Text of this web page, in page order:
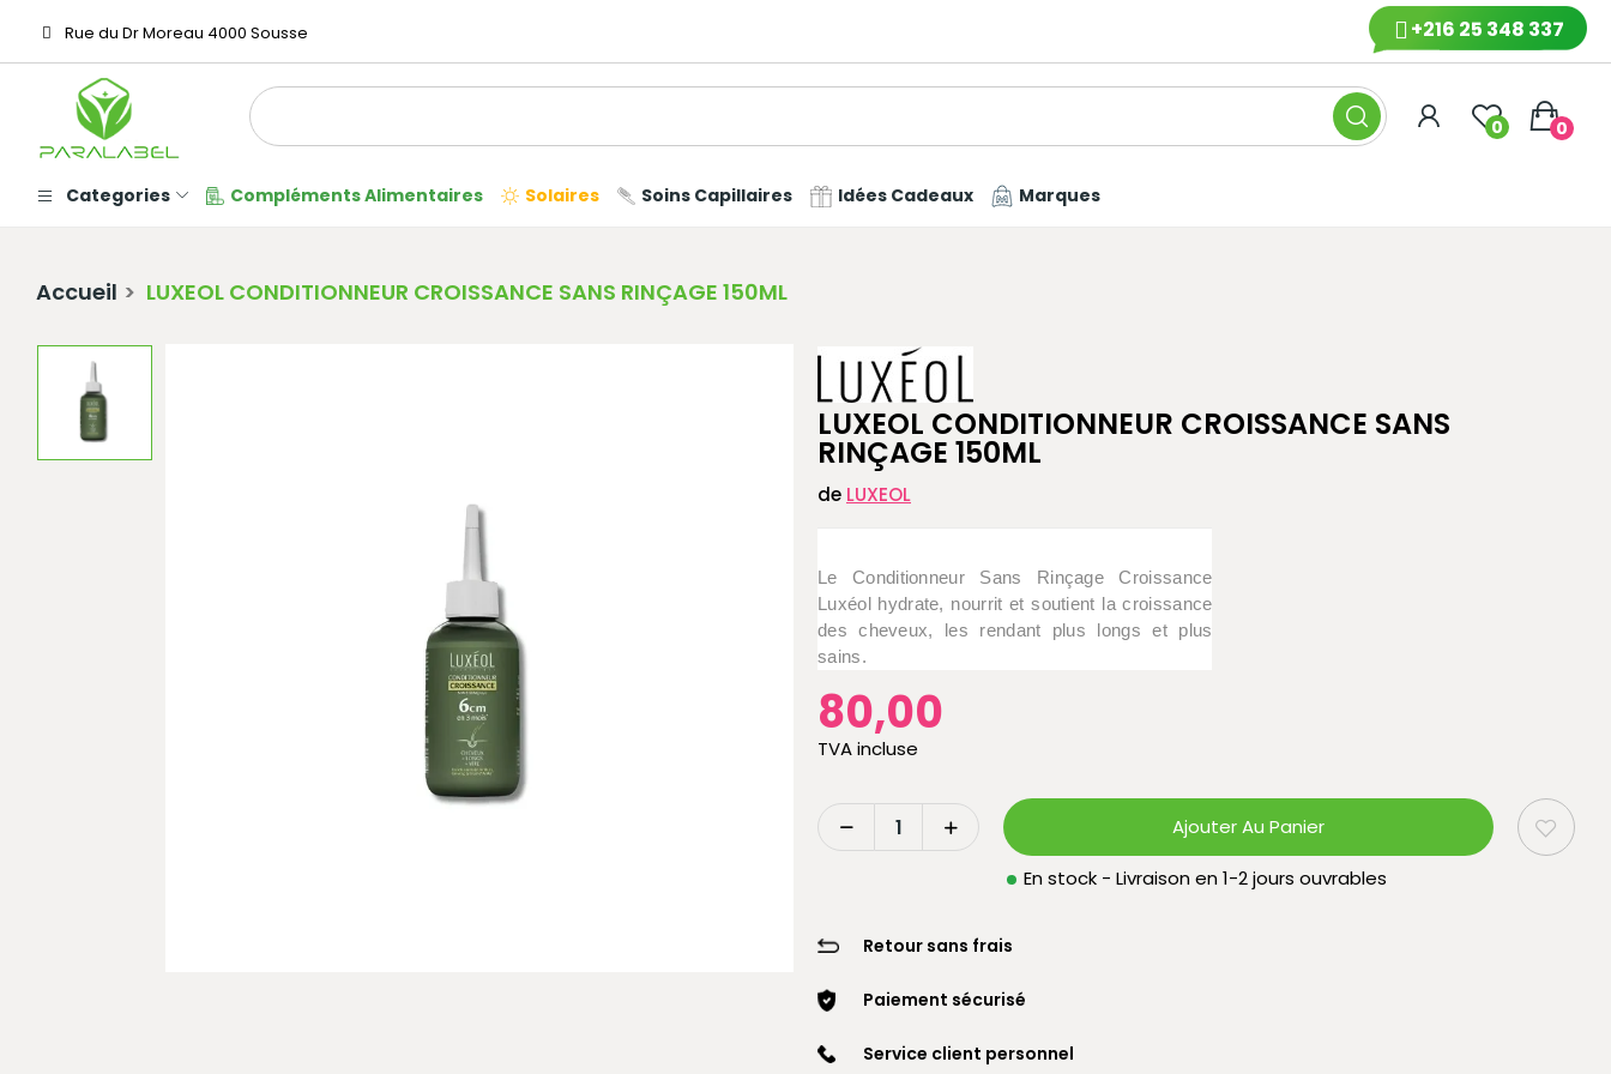
Rue du Dr Moreau 4000 Sousse +216 25 348 337
0 0
Categories Compléments Alimentaires Solaires Soins Capillaires Idées Cadeaux Marques
Accueil LUXEOL CONDITIONNEUR CROISSANCE SANS RINÇAGE 150ML
LUXEOL CONDITIONNEUR CROISSANCE SANS
RINÇAGE 150ML
de LUXEOL
Le Conditionneur Sans Rinçage Croissance
Luxéol hydrate, nourrit et soutient la croissance
des cheveux, les rendant plus longs et plus
sains.
80,00
TVA incluse
Ajouter Au Panier
En stock - Livraison en 1-2 jours ouvrables
Retour sans frais
Paiement sécurisé
Service client personnel